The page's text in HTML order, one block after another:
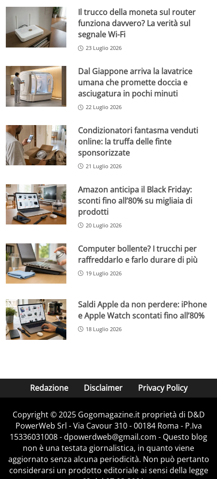
Il trucco della moneta sul router
funziona davvero? La verità sul
segnale Wi-Fi
23 Luglio 2026
Dal Giappone arriva la lavatrice
umana che promette doccia e
asciugatura in pochi minuti
22 Luglio 2026
Condizionatori fantasma venduti
online: la truffa delle finte
sponsorizzate
21 Luglio 2026
Amazon anticipa il Black Friday:
sconti fino all’80% su migliaia di
prodotti
20 Luglio 2026
Computer bollente? I trucchi per
raffreddarlo e farlo durare di più
19 Luglio 2026
Saldi Apple da non perdere: iPhone
e Apple Watch scontati fino all’80%
18 Luglio 2026
Redazione Disclaimer Privacy Policy
Copyright © 2025 Gogomagazine.it proprietà di D&D
PowerWeb Srl - Via Cavour 310 - 00184 Roma - P.Iva
15336031008 - dpowerdweb@gmail.com - Questo blog
non è una testata giornalistica, in quanto viene
aggiornato senza alcuna periodicità. Non può pertanto
considerarsi un prodotto editoriale ai sensi della legge